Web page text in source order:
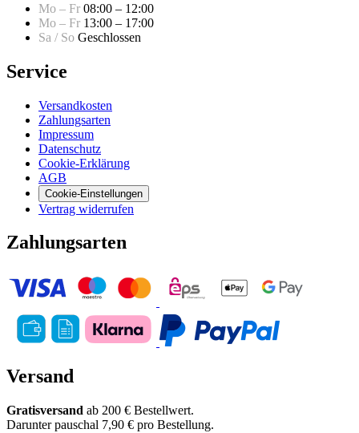
Mo – Fr 08:00 – 12:00
Mo – Fr 13:00 – 17:00
Sa / So Geschlossen
Service
Versandkosten
Zahlungsarten
Impressum
Datenschutz
Cookie-Erklärung
AGB
Cookie-Einstellungen
Vertrag widerrufen
Zahlungsarten
Versand
Gratisversand ab 200 € Bestellwert.
Darunter pauschal 7,90 € pro Bestellung.